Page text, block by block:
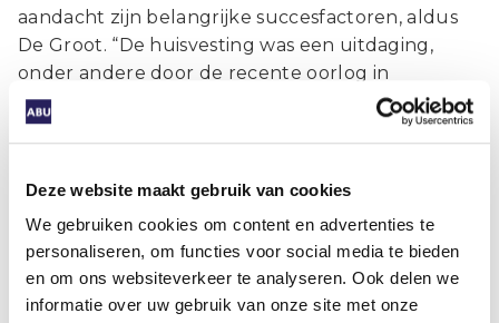
Deze website maakt gebruik van cookies
We gebruiken cookies om content en advertenties te
personaliseren, om functies voor social media te bieden
en om ons websiteverkeer te analyseren. Ook delen we
informatie over uw gebruik van onze site met onze
aandacht zijn belangrijke succesfactoren, aldus
De Groot. “De huisvesting was een uitdaging,
onder andere door de recente oorlog in
Oekraïne. Maar ook daarvoor hebben we met
onze klanten goede afspraken kunnen maken.
de vakantieparken ontstaan, zoals een
weekenden pizza’s bakt in de horecagelegenheid
van onze klant. En we bieden onze medewerkers
elektrische fietsen, zodat ze de omgeving